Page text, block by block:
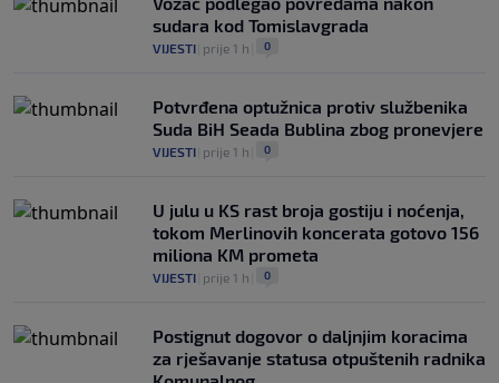
sudara kod Tomislavgrada
VIJESTI prije 1 h 0
Potvrđena optužnica protiv službenika
Suda BiH Seada Bublina zbog pronevjere
VIJESTI prije 1 h 0
U julu u KS rast broja gostiju i noćenja,
tokom Merlinovih koncerata gotovo 156
miliona KM prometa
VIJESTI prije 1 h 0
Postignut dogovor o daljnjim koracima
za rješavanje statusa otpuštenih radnika